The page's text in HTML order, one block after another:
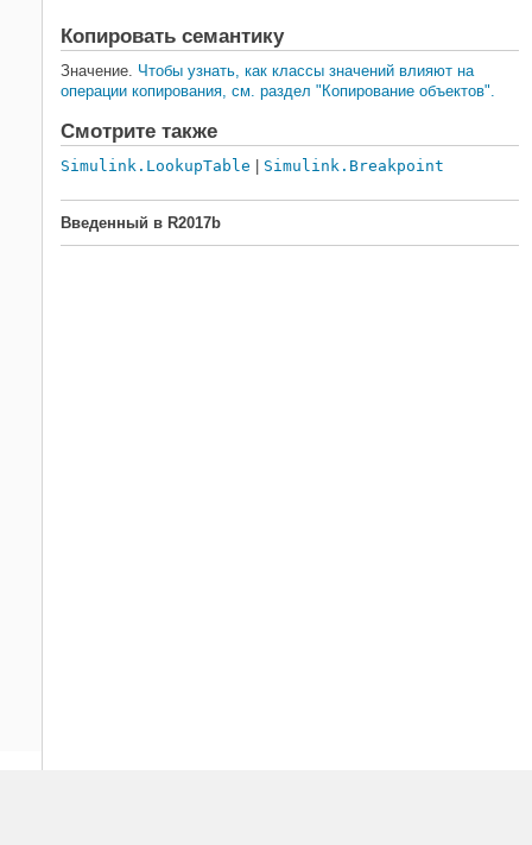
Копировать семантику
Значение. Чтобы узнать, как классы значений влияют на
операции копирования, см. раздел "Копирование объектов".
Смотрите также
Simulink.LookupTable Simulink.Breakpoint
Введенный в R2017b